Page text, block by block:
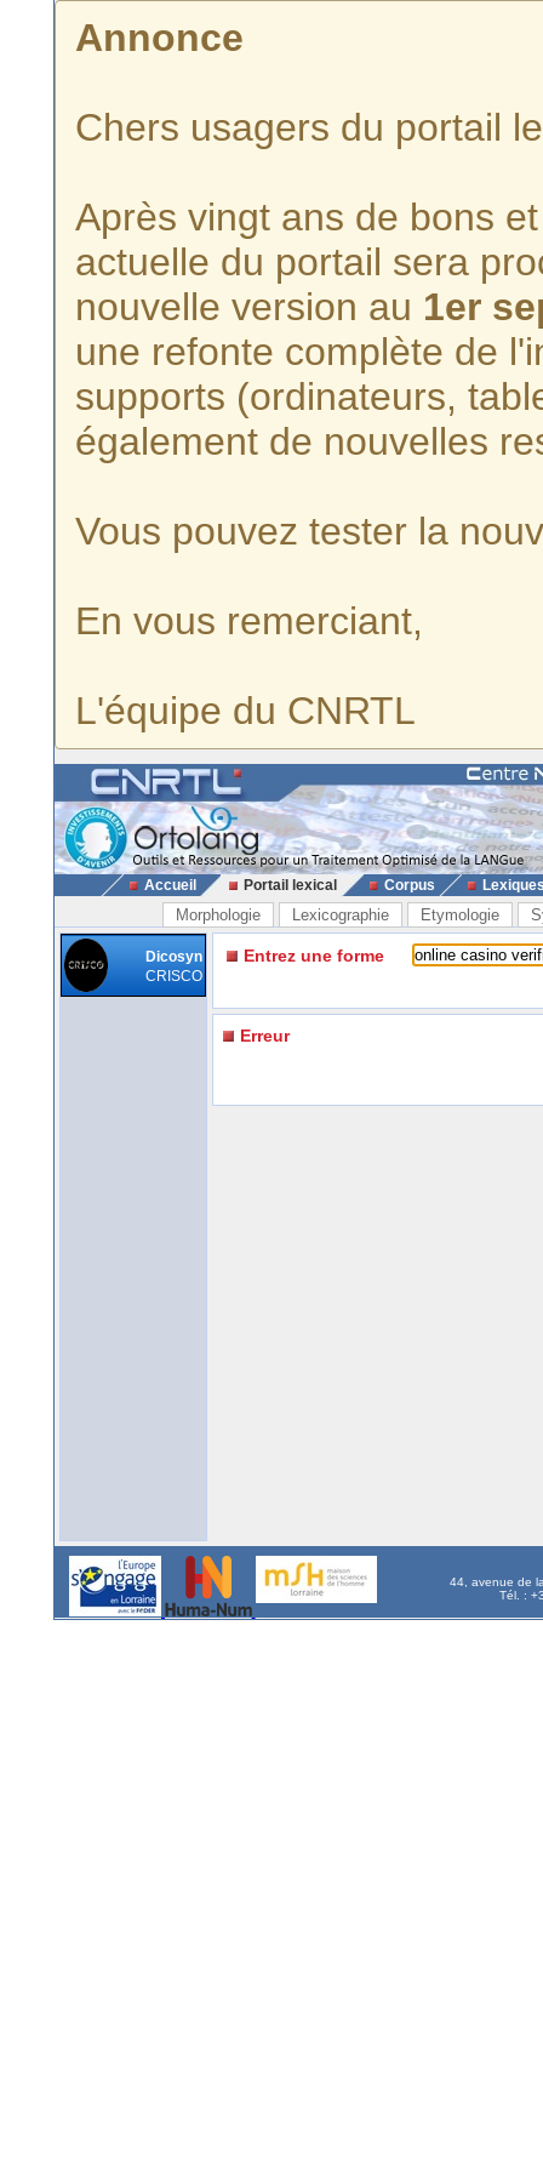
Annonce
Chers usagers du portail
Après vingt ans de bons
actuelle du portail sera
nouvelle version au 1er
une refonte complète de
supports (ordinateurs,
également de nouvelles
Vous pouvez tester la
En vous remerciant,
L'équipe du CNRTL
Accueil Portail lexical Corpus
Morphologie Lexicographie Etymologie
Dicosyn
CRISCO
Entrez une forme
Erreur
44, avenue de
Tél. :